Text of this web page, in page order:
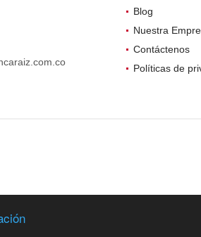
Blog
Nuestra
Contáctenos
Políticas de